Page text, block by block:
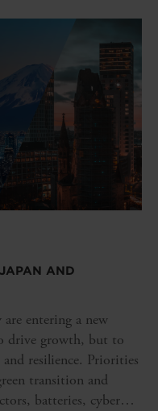
AND
entering a new
drive growth, but to
resilience. Priorities
transition and
batteries, cyber